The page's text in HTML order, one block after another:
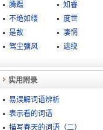
腾蹑
知睿
不绝如缕
度世
是故
凄惘
驾尘彍风
遮绕
实用附录
易误解词语辨析
表示看的词语
描写春天的词语（二）